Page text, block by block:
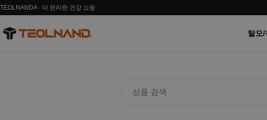
TEOLNANDA · 더 편리한 건강 쇼핑
탈모/